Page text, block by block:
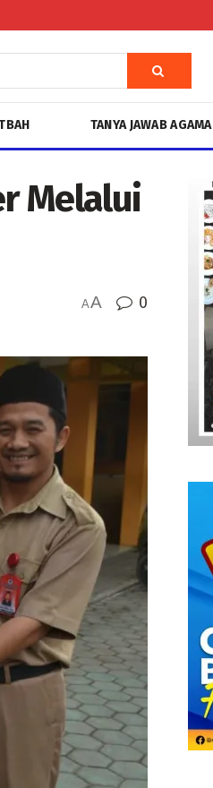
TANYA JAWAB AGAMA
Melalui
AA 0